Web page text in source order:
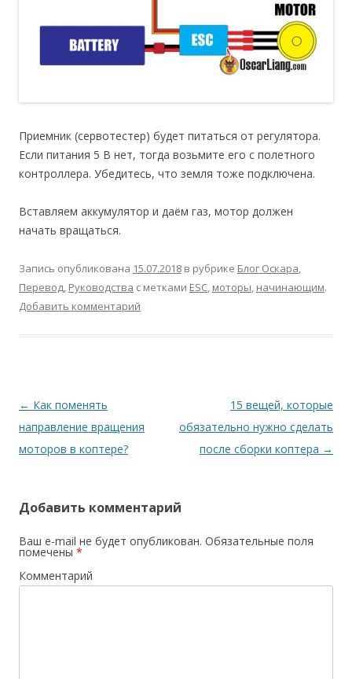
Приемник (сервотестер) будет питаться от регулятора.
Если питания 5 В нет, тогда возьмите его с полетного
контроллера. Убедитесь, что земля тоже подключена.
Вставляем аккумулятор и даём газ, мотор должен
начать вращаться.
Запись опубликована 15.07.2018 в рубрике Блог Оскара,
Перевод, Руководства с метками ESC, моторы, начинающим.
Добавить комментарий
Навигация
по
записям
← Как поменять
направление вращения
моторов в коптере?
15 вещей, которые
обязательно нужно сделать
после сборки коптера →
Добавить комментарий
Ваш e-mail не будет опубликован. Обязательные поля
помечены *
Комментарий